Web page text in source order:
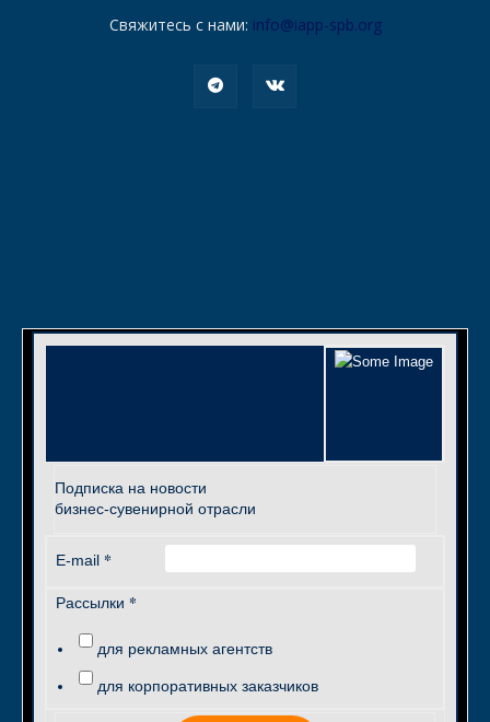
Свяжитесь с нами: info@iapp-spb.org
Подписка на новости
бизнес-сувенирной отрасли
E-mail *
Рассылки *
для рекламных агентств
для корпоративных заказчиков